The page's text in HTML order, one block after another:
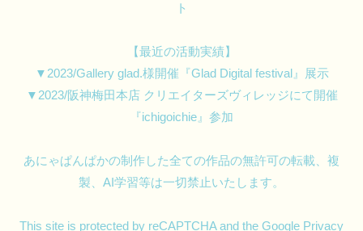
ト
【最近の活動実績】
▼2023/Gallery glad.様開催『Glad Digital festival』展示
▼2023/阪神梅田本店 クリエイターズヴィレッジにて開催
『ichigoichie』参加
あにゃぱんぱかの制作した全ての作品の無許可の転載、複
製、AI学習等は一切禁止いたします。
This site is protected by reCAPTCHA and the Google Privacy